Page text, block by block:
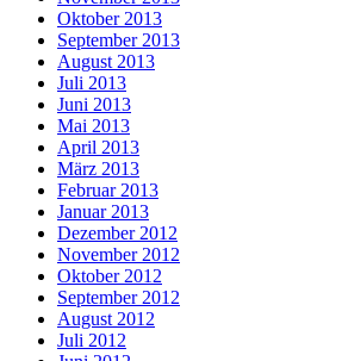
Oktober 2013
September 2013
August 2013
Juli 2013
Juni 2013
Mai 2013
April 2013
März 2013
Februar 2013
Januar 2013
Dezember 2012
November 2012
Oktober 2012
September 2012
August 2012
Juli 2012